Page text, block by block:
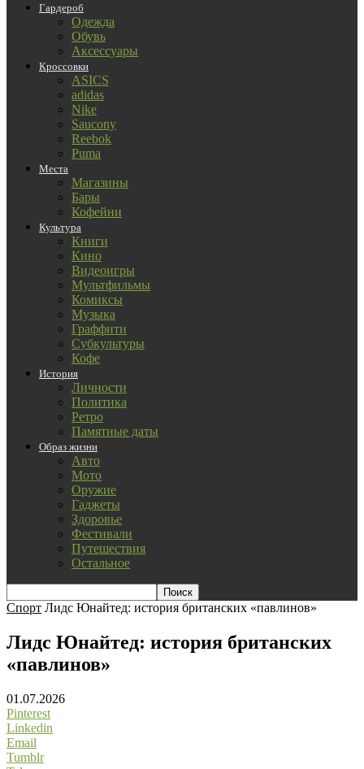
Гардероб
Одежда
Обувь
Аксессуары
Кроссовки
ASICS
adidas
Nike
Saucony
Reebok
Puma
Места
Магазины
Бары
Кофейни
Культура
Книги
Кино
Видеоигры
Мультфильмы
Комиксы
Музыка
Граффити
Субкультуры
Кофе
История
Личности
Политика
Ретро
Памятные даты
Образ жизни
Авто
Мото
Оружие
Гаджеты
Здоровье
Фестивали
Путешествия
Остальное
Спорт Лидс Юнайтед: история британских «павлинов»
Лидс Юнайтед: история британских
«павлинов»
01.07.2026
Pinterest
Linkedin
Email
Tumblr